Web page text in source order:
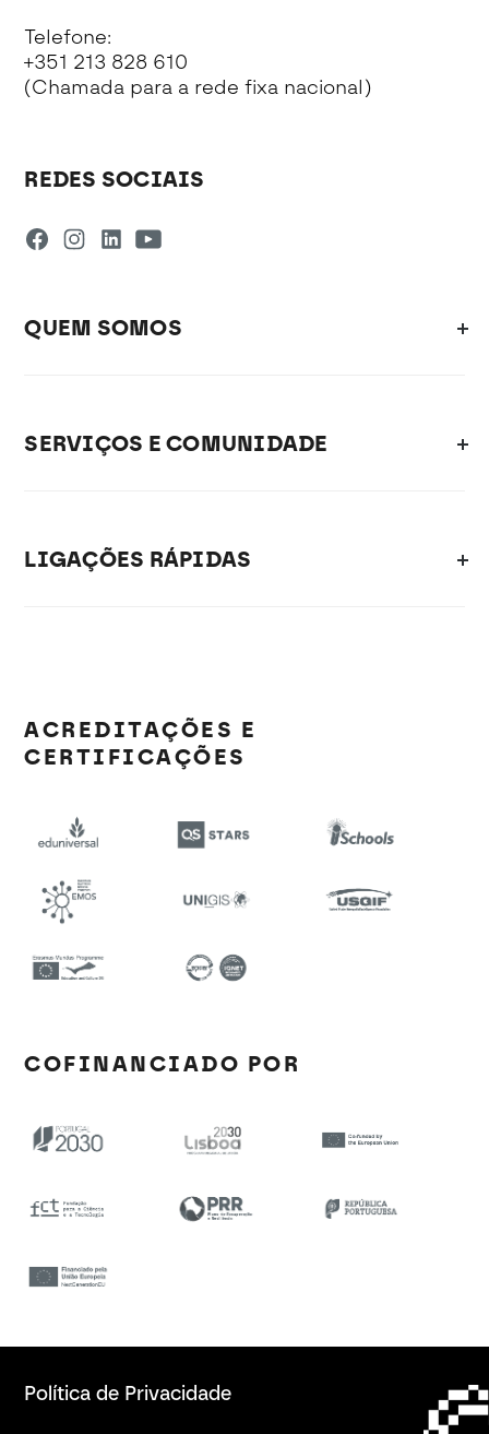
Telefone:
+351 213 828 610
(Chamada para a rede fixa nacional)
REDES SOCIAIS
QUEM SOMOS
SERVIÇOS E COMUNIDADE
LIGAÇÕES RÁPIDAS
ACREDITAÇÕES E
CERTIFICAÇÕES
COFINANCIADO POR
Política de Privacidade